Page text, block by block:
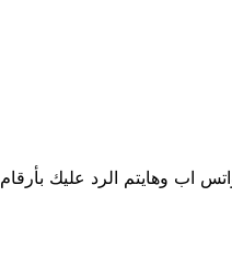
اب وهايتم الرد عليك بأرقام